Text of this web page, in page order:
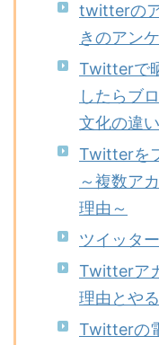
twitterの
きのアン
Twitterで
したらブ
文化の違い
Twitterを
～複数ア
理由～
ツイッタ
Twitterア
理由とや
Twitterの